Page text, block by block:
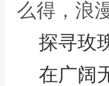
么得，浪
探寻玫
在广阔